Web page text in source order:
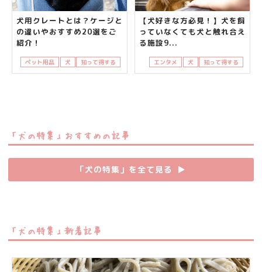
犬用クレートとは？ケージと
の違いやおすすめ20選をご
紹介！
ペット用品 犬 知って得する
【犬好きな方必見！】犬を飼
っていなくても犬と触れ合え
る施設9...
エンタメ 犬 知って得する
「犬の特集」おすすめの記事
「犬の特集」を全て見る ▶︎
「犬の特集」新着記事